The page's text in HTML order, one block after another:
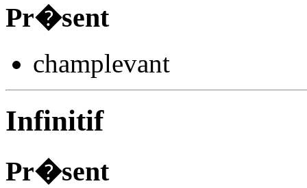
Pr�sent
champlevant
Infinitif
Pr�sent